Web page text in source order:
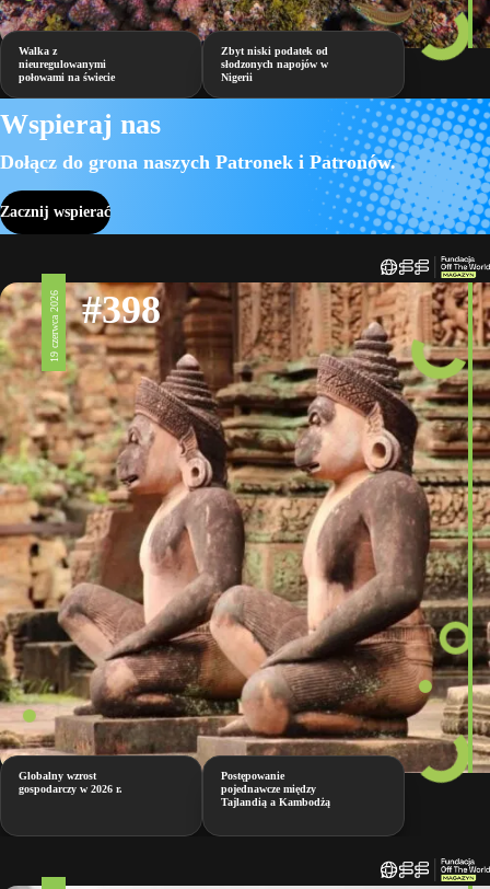
Walka z
nieuregulowanymi
połowami na świecie
Zbyt niski podatek od
słodzonych napojów w
Nigerii
Wspieraj nas
Dołącz do grona naszych Patronek i Patronów.
Zacznij wspierać
19 czerwca 2026 #398
Globalny wzrost
gospodarczy w 2026 r.
Postępowanie
pojednawcze między
Tajlandią a Kambodżą